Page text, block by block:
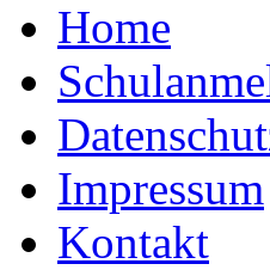
Home
Impressum
Kontakt